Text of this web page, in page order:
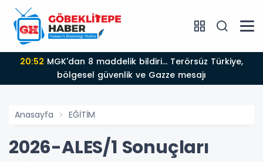
20:52
bölgesel güvenlik ve Gazze mesajı
Anasayfa EĞİTİM
2026-ALES/1 Sonuçları